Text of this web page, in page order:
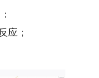
应；